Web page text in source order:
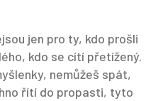
jen pro ty, kdo prošli
kdo se cítí přetížený.
nemůžeš spát,
řítí do propasti, tyto